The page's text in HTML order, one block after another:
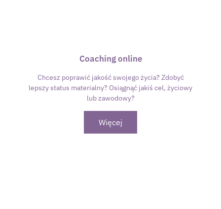
Coaching online
Chcesz poprawić jakość swojego życia? Zdobyć
lepszy status materialny? Osiągnąć jakiś cel, życiowy
lub zawodowy?
Więcej